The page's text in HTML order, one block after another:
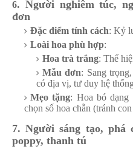
6. Người nghiêm túc,
đơn
Đặc điểm tính cách: Kỷ
Loài hoa phù hợp:
Hoa trà trắng: Thể
Mẫu đơn: Sang
có địa vị, tư duy hệ
Mẹo tặng: Hoa bó dạng
chọn số hoa chẵn (tránh
7. Người sáng tạo, phá
poppy, thanh tú